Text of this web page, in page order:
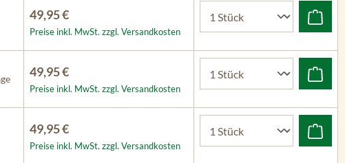
49,95 €
Preise inkl. MwSt. zzgl. Versandkosten
49,95 €
Preise inkl. MwSt. zzgl. Versandkosten
49,95 €
Preise inkl. MwSt. zzgl. Versandkosten